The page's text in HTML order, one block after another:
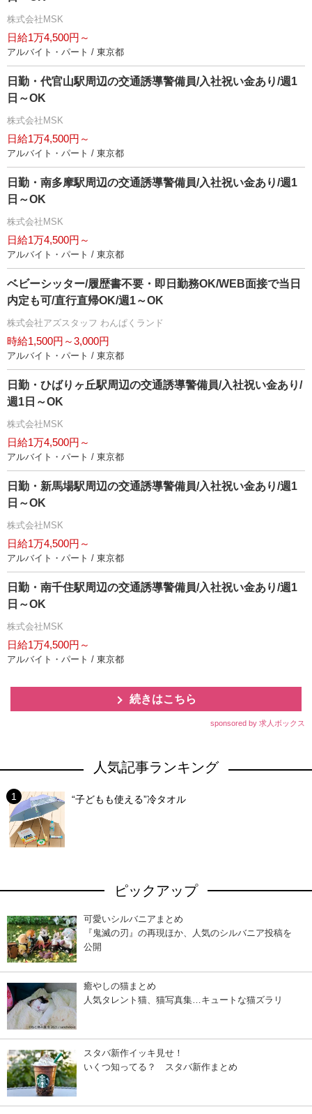
株式会社MSK
日給1万4,500円～
アルバイト・パート / 東京都
日勤・代官山駅周辺の交通誘導警備員/入社祝い金あり/週1
日～OK
株式会社MSK
日給1万4,500円～
アルバイト・パート / 東京都
日勤・南多摩駅周辺の交通誘導警備員/入社祝い金あり/週1
日～OK
株式会社MSK
日給1万4,500円～
アルバイト・パート / 東京都
ベビーシッター/履歴書不要・即日勤務OK/WEB面接で当日
内定も可/直行直帰OK/週1～OK
株式会社アズスタッフ わんぱくランド
時給1,500円～3,000円
アルバイト・パート / 東京都
日勤・ひばりヶ丘駅周辺の交通誘導警備員/入社祝い金あり/
週1日～OK
株式会社MSK
日給1万4,500円～
アルバイト・パート / 東京都
日勤・新馬場駅周辺の交通誘導警備員/入社祝い金あり/週1
日～OK
株式会社MSK
日給1万4,500円～
アルバイト・パート / 東京都
日勤・南千住駅周辺の交通誘導警備員/入社祝い金あり/週1
日～OK
株式会社MSK
日給1万4,500円～
アルバイト・パート / 東京都
続きはこちら
sponsored by 求人ボックス
人気記事ランキング
“子どもも使える”冷タオル
ピックアップ
可愛いシルバニアまとめ
『鬼滅の刃』の再現ほか、人気のシルバニア投稿を
公開
癒やしの猫まとめ
人気タレント猫、猫写真集…キュートな猫ズラリ
スタバ新作イッキ見せ！
いくつ知ってる？ スタバ新作まとめ